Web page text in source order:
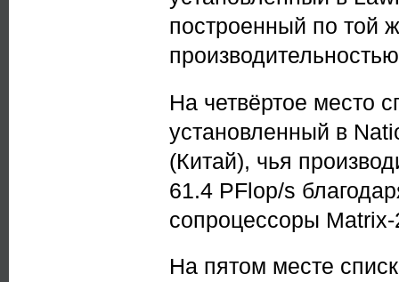
построенный по той
На четвёртое место
установленный в
(Китай), чья
61.4 PFlop/s
сопроцессоры
На пятом месте